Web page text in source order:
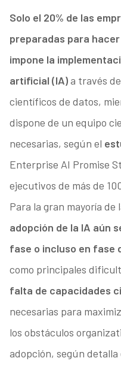
Solo el 20% de las
preparadas para
impone la
artificial (IA)a través
científicos de datos,
dispone de un equipo
necesarias, según el
Enterprise AI Promise
ejecutivos de más de
Para la gran mayoría de
adopción de la IA aún
fase o incluso en fase
como principales
falta de capacidades
necesarias para
los obstáculos
adopción, según detalla